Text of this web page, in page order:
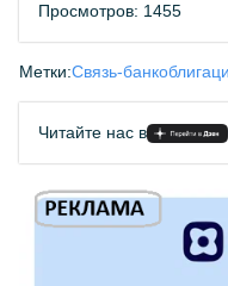
Просмотров: 1455
Метки:Связь-банк
Читайте нас в